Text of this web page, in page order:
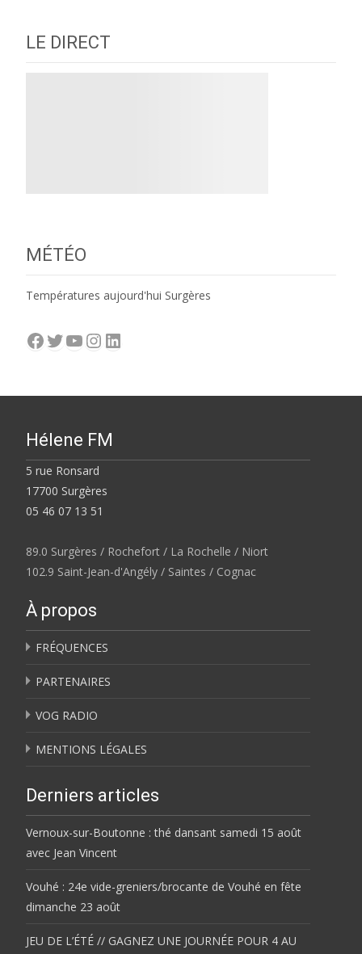
LE DIRECT
MÉTÉO
Températures aujourd'hui Surgères
Facebook
Twitter
YouTube
Instagram
LinkedIn
Hélene FM
5 rue Ronsard
17700 Surgères
05 46 07 13 51
89.0 Surgères / Rochefort / La Rochelle / Niort
102.9 Saint-Jean-d'Angély / Saintes / Cognac
À propos
FRÉQUENCES
PARTENAIRES
VOG RADIO
MENTIONS LÉGALES
Derniers articles
Vernoux-sur-Boutonne : thé dansant samedi 15 août
avec Jean Vincent
Vouhé : 24e vide-greniers/brocante de Vouhé en fête
dimanche 23 août
JEU DE L’ÉTÉ // GAGNEZ UNE JOURNÉE POUR 4 AU